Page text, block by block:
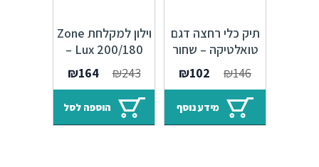
תיק כלי רחצה דגם
טואלטיקה – שחור
322004
₪146
המחיר
המקורי
היה:
₪146.
₪102
הנוכחי
הוא:
₪102.
מידע נוסף
וילון למקלחת Zone
Lux 200/180 –
שחור ₪243
המחיר
המקורי
היה:
₪243.
₪164
הנוכחי
הוא:
₪164.
הוספה לסל